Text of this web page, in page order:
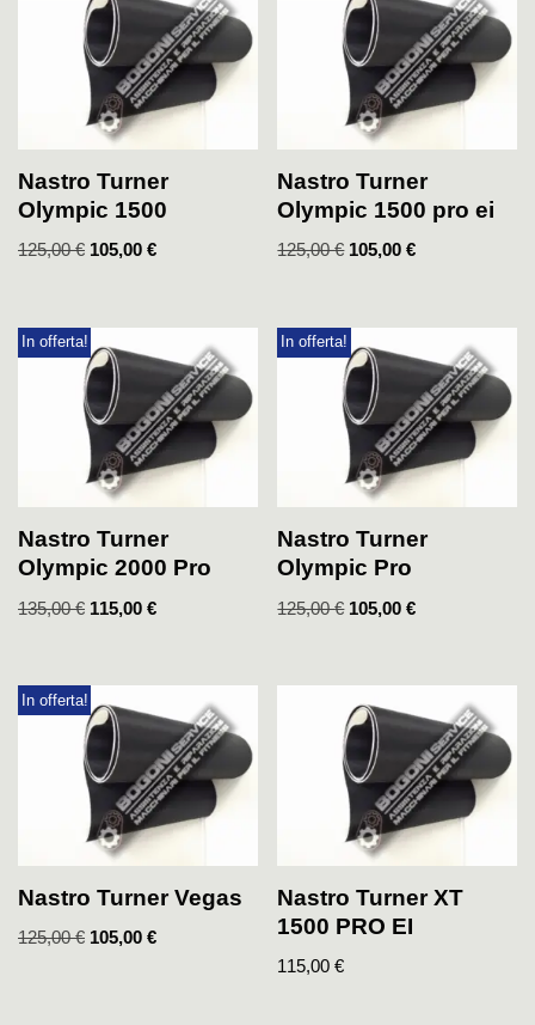
Nastro Turner
Olympic 1500
125,00€ 105,00 €
Nastro Turner
Olympic 1500 pro ei
125,00€ 105,00€
In offerta!
Nastro Turner
Olympic 2000 Pro
135,00€ 115,00 €
In offerta!
Nastro Turner
Olympic Pro
125,00€ 105,00€
In offerta!
Nastro Turner Vegas
125,00€ 105,00 €
Nastro Turner XT
1500 PRO EI
115,00€